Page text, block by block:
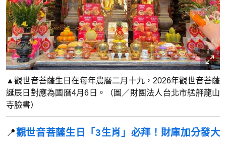
▲觀世音菩薩生日在每年農曆二月十九，2026年觀世音菩薩
誕辰日對應為國曆4月6日。（圖／財團法人台北市艋舺龍山
寺臉書）
📍觀世音菩薩生日「3生肖」必拜！財庫加分發大